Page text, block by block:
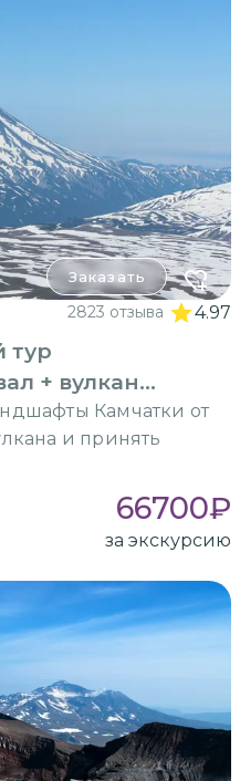
Заказать
2823 отзыва 4.97
тур
+ вулкан
Камчатки от
и принять
66700₽
за экскурсию